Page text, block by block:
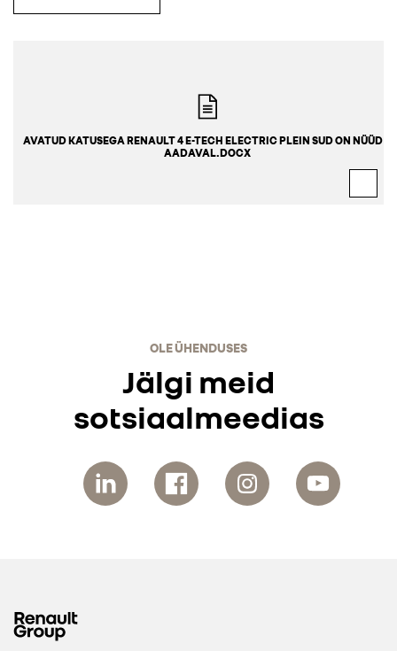
AVATUD KATUSEGA RENAULT 4 E-TECH ELECTRIC PLEIN SUD ON NÜÜD S
AADAVAL.DOCX
OLE ÜHENDUSES
Jälgi meid
sotsiaalmeedias